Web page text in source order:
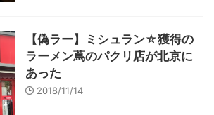
【偽ラー】ミシュラン☆獲得の
ラーメン蔦のパクリ店が北京に
あった
2018/11/14